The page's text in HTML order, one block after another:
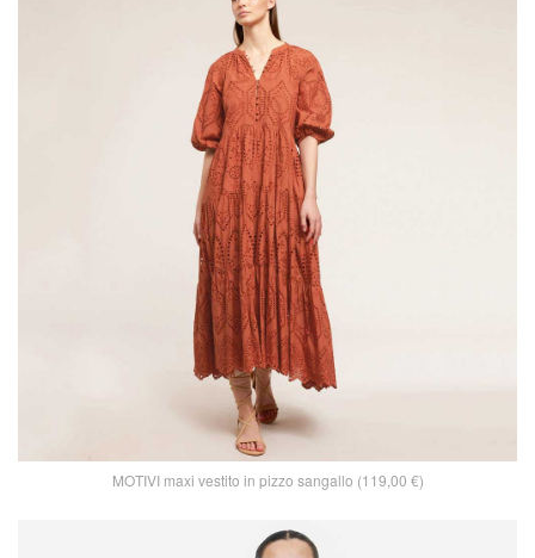
MOTIVI maxi vestito in pizzo sangallo (119,00 €)